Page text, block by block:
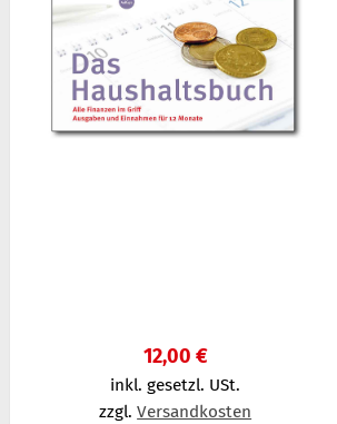
12,00 €
inkl. gesetzl. USt.
zzgl.Versandkosten